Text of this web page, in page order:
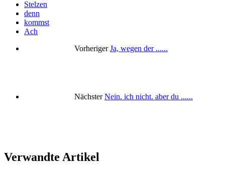
Stelzen
denn
kommst
Ach
Vorheriger Ja, wegen der ......
Nächster Nein. ich nicht. aber du ......
Verwandte Artikel